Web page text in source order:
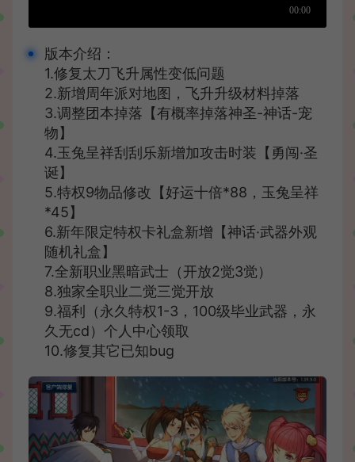
版本介绍：
1.修复太刀飞升属性变低问题
2.新增周年派对地图，飞升升级材料掉落
3.调整团本掉落【有概率掉落神圣-神话-宠
物】
4.玉兔呈祥刮刮乐新增加攻击时装【勇闯·圣
诞】
5.特权9物品修改【好运十倍*88，玉兔呈祥
*45】
6.新年限定特权卡礼盒新增【神话·武器外观
随机礼盒】
7.全新职业黑暗武士（开放2觉3觉）
8.独家全职业二觉三觉开放
9.福利（永久特权1-3，100级毕业武器，永
久无cd）个人中心领取
10.修复其它已知bug